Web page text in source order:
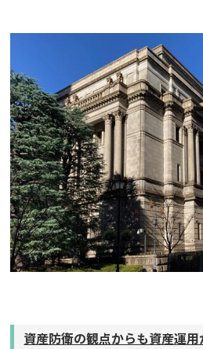
資産防衛の観点からも資産運